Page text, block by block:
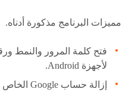
مميزات البرنامج مذكورة أدناه.
لأجهزة Android.
إزالة حساب Google الخاص بجهاز Samsung.